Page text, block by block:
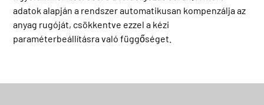
adatok alapján a rendszer automatikusan kompenzálja az
anyag rugóját, csökkentve ezzel a kézi
paraméterbeállításra való függőséget.